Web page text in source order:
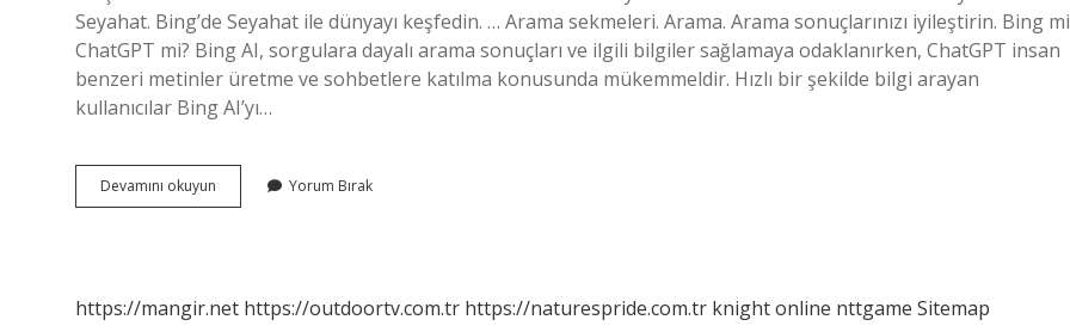
Seyahat. Bing’de Seyahat ile dünyayı keşfedin. … Arama sekmeleri. Arama. Arama sonuçlarınızı iyileştirin. Bing mi
ChatGPT mi? Bing AI, sorgulara dayalı arama sonuçları ve ilgili bilgiler sağlamaya odaklanırken, ChatGPT insan
benzeri metinler üretme ve sohbetlere katılma konusunda mükemmeldir. Hızlı bir şekilde bilgi arayan
kullanıcılar Bing AI’yı…
Devamını okuyun
Ile
Yorum Bırak
https://mangir.net https://outdoortv.com.tr https://naturespride.com.tr knight online nttgame Sitemap